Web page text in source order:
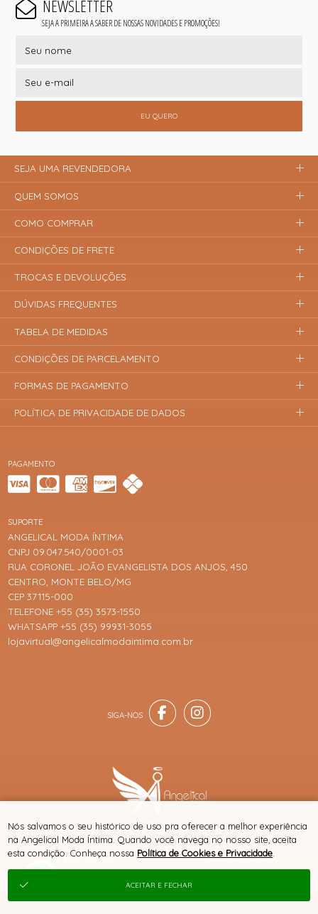
NEWSLETTER
SEJA A PRIMEIRA A SABER DE NOSSAS NOVIDADES E PROMOÇÕES!
EU QUERO
PAGAMENTO
SITE 100% SEGURO PLATAFORMA B2B
SUPORTE
ANGELICAL MODA ÍNTIMA
CNPJ 09.047.540/0001-03
RUA CORONEL JOÃO EVANGELISTA DOS ANJOS, 450
CENTRO, MONTE BELO/MG
CEP 37115-000
TELEFONE +55 (35) 3573-1550
WHATSAPP +55 (35) 99931-3055
lojavirtual@angelicalmodaintima.com.br
SEJA UMA REVENDEDORA
QUEM SOMOS
COMO COMPRAR
CONDIÇÕES DE FRETE
TROCAS E DEVOLUÇÕES
DÚVIDAS FREQUENTES
TABELA DE MEDIDAS
CONDIÇÕES DE PARCELAMENTO
FORMAS DE PAGAMENTO
POLÍTICA DE PRIVACIDADE DE DADOS
® TODOS DIREITOS RESERVADOS
Nós salvamos o seu histórico de uso pra oferecer a melhor experiência
na Angelical Moda Íntima. Quando você navega no nosso site, aceita
esta condição. Conheça nossa Política de Cookies e Privacidade
ACEITAR E FECHAR